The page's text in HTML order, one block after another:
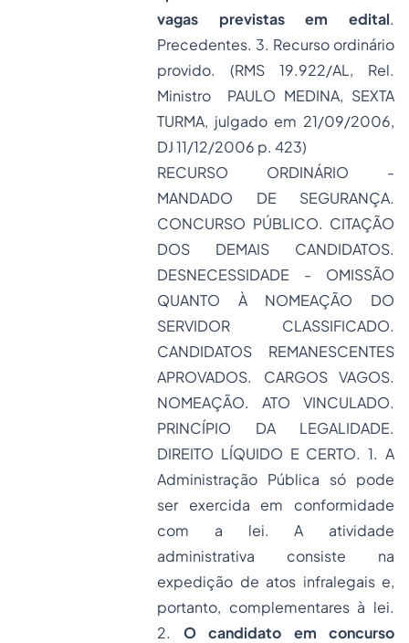
vagas previstas em edital.
Precedentes. 3. Recurso ordinário
provido. (RMS 19.922/AL, Rel.
Ministro PAULO MEDINA, SEXTA
TURMA, julgado em 21/09/2006,
DJ 11/12/2006 p. 423)
RECURSO ORDINÁRIO -
MANDADO DE SEGURANÇA.
CONCURSO PÚBLICO. CITAÇÃO
DOS DEMAIS CANDIDATOS.
DESNECESSIDADE - OMISSÃO
QUANTO À NOMEAÇÃO DO
SERVIDOR CLASSIFICADO.
CANDIDATOS REMANESCENTES
APROVADOS. CARGOS VAGOS.
NOMEAÇÃO. ATO VINCULADO.
PRINCÍPIO DA LEGALIDADE.
DIREITO LÍQUIDO E CERTO. 1. A
Administração Pública só pode
ser exercida em conformidade
com a lei. A atividade
administrativa consiste na
expedição de atos infralegais e,
portanto, complementares à lei.
2. O candidato em concurso